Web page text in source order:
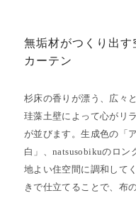
無垢材がつくり出
カーテン
杉床の香りが漂う、広々
珪藻土壁によって心がリ
が並びます。生成色の「
白」、natsusobikuのロン
地よい住空間に調和して
きで仕立てることで、布